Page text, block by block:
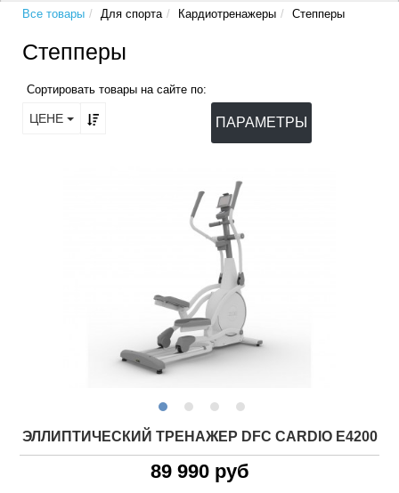
Все товары Для спорта Кардиотренажеры Степперы
Степперы
Сортировать товары на сайте по:
ЦЕНЕ ПАРАМЕТРЫ
ЭЛЛИПТИЧЕСКИЙ ТРЕНАЖЕР DFC CARDIO E4200
89 990 руб